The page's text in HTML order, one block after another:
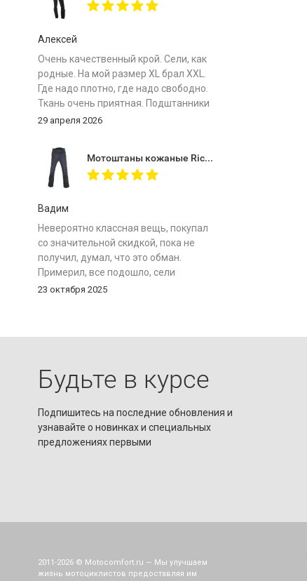
Алексей
Очень качественный крой. Сели, как
родные. На мой размер ХL брал XXL.
Где надо плотно, где надо свободно.
Ткань очень приятная. Подштанники
особенно комфортные. Важно -
Сравниваю с отечественными
топовыми штанами одного бренда и
рыдаю... Почему у меня не было таких
в моем путешествии на Байкал.
Огромное спасибо магазину за
29 апреля 2026
Мотоштаны кожаные Richa Vintage Black
Вадим
Невероятно классная вещь, покупал
со значительной скидкой, пока не
получил, думал, что это обман.
Примерил, все подошло, сели
идеально. Они сероватого цвета, не
штаны могут оказаться
коротковатыми. Очень рад покупке.
23 октября 2025
Будьте в курсе
Подпишитесь на последние обновления и
узнавайте о новинках и специальных
предложениях первыми
2011-2026 © Motocomfort.ru — Мы улучшаем
жизнь мотоциклистов предоставляя им